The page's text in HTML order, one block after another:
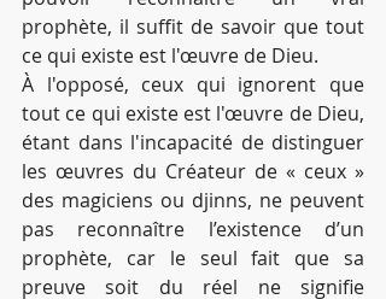
prophète, il suffit de savoir que tout
ce qui existe est l'œuvre de Dieu.
À l'opposé, ceux qui ignorent que
tout ce qui existe est l'œuvre de Dieu,
étant dans l'incapacité de distinguer
les œuvres du Créateur de « ceux »
des magiciens ou djinns, ne peuvent
pas reconnaître l’existence d’un
prophète, car le seul fait que sa
preuve soit du réel ne signifie